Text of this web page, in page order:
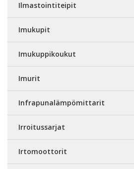
Ilmastointiteipit
Imukupit
Imukuppikoukut
Imurit
Infrapunalämpömittarit
Irroitussarjat
Irtomoottorit